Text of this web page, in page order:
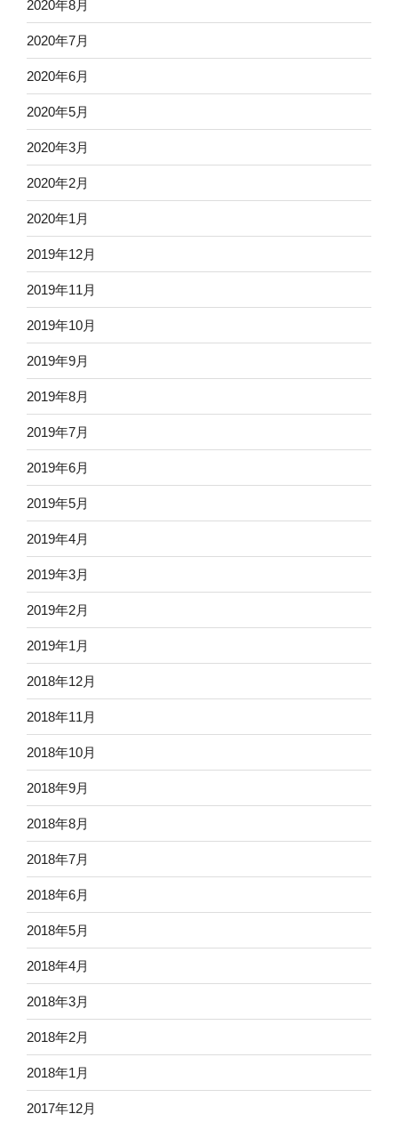
2020年8月
2020年7月
2020年6月
2020年5月
2020年3月
2020年2月
2020年1月
2019年12月
2019年11月
2019年10月
2019年9月
2019年8月
2019年7月
2019年6月
2019年5月
2019年4月
2019年3月
2019年2月
2019年1月
2018年12月
2018年11月
2018年10月
2018年9月
2018年8月
2018年7月
2018年6月
2018年5月
2018年4月
2018年3月
2018年2月
2018年1月
2017年12月